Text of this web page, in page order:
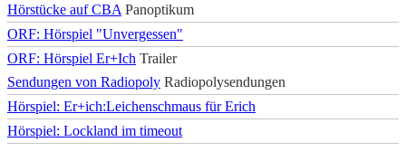
Hörstücke auf CBA Panoptikum
ORF: Hörspiel "Unvergessen"
ORF: Hörspiel Er+Ich Trailer
Sendungen von Radiopoly Radiopolysendungen
Hörspiel: Er+ich:Leichenschmaus für Erich
Hörspiel: Lockland im timeout